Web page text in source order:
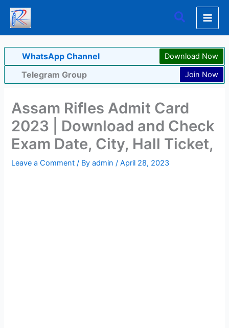
Skip
content
Search
WhatsApp Channel Download Now
Telegram Group Join Now
Assam Rifles Admit Card
2023 | Download and Check
Exam Date, City, Hall Ticket,
Leave a Comment / Byadmin/April 28, 2023